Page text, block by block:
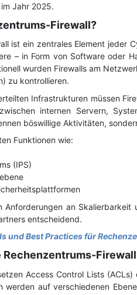
Jahr 2025.
Firewall?
ist ein zentrales Element jeder
– in Form von Software oder
wurden Firewalls am
zu kontrollieren.
Infrastrukturen müssen
internen Servern,
böswillige Aktivitäten,
Funktionen wie:
(IPS)
Anforderungen an
entscheidend.
und Best Practices für
Access Control Lists
werden auf verschiedenen